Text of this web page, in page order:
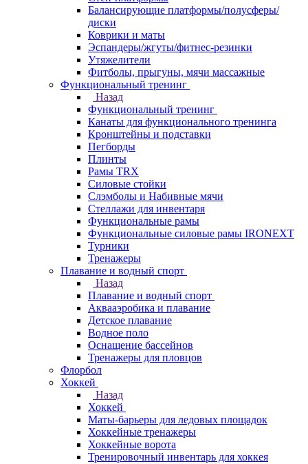
Балансирующие платформы/полусферы/
диски
Коврики и маты
Эспандеры/жгуты/фитнес-резинки
Утяжелители
Фитболы, прыгуны, мячи массажные
Функциональный тренинг
Назад
Функциональный тренинг
Канаты для функционального тренинга
Кронштейны и подставки
Пегборды
Плинты
Рамы TRX
Силовые стойки
Слэмболы и Набивные мячи
Стеллажи для инвентаря
Функциональные рамы
Функциональные силовые рамы IRONEXT
Турники
Тренажеры
Плавание и водный спорт
Назад
Плавание и водный спорт
Аквааэробика и плавание
Детское плавание
Водное поло
Оснащение бассейнов
Тренажеры для пловцов
Флорбол
Хоккей
Назад
Хоккей
Маты-барьеры для ледовых площадок
Хоккейные тренажеры
Хоккейные ворота
Тренировочный инвентарь для хоккея